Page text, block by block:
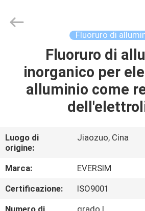
PRODOTTI
SU
DI
NOI
Imp.&Exp.Co.,Ltd.
Fluoruro di
Fluoruro di
inorganico per
alluminio come
Luogo di
origine:
Jiaozuo, Cina
Marca:
EVERSIM
Certificazione:
ISO9001